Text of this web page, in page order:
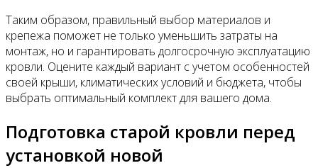
Таким образом, правильный выбор материалов и
крепежа поможет не только уменьшить затраты на
монтаж, но и гарантировать долгосрочную эксплуатацию
кровли. Оцените каждый вариант с учетом особенностей
своей крыши, климатических условий и бюджета, чтобы
выбрать оптимальный комплект для вашего дома.
Подготовка старой кровли перед
установкой новой